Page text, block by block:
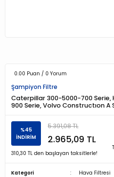
0.00 Puan / 0 Yorum
Şampiyon Filtre
Caterpillar 300-5000-700 Serie,
900 Serie, Volvo Constructıon A
%45
İNDİRİM
5.391,08 TL
2.965,09 TL
310,30 TL den başlayan taksitlerle!
Kategori Hava Filtresi